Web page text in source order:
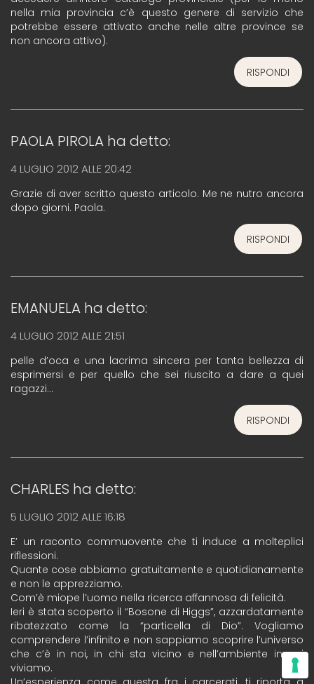
nella mia provincia c’è questo genere di servizio che
potrebbe essere attivato anche nelle altre province se
non ancora attivo).
RISPONDI
PAOLA PIROLA ha detto:
4 LUGLIO 2012 ALLE 20:42
Grazie di aver scritto questo articolo. Me ne nutro ancora
dopo giorni. Paola.
RISPONDI
EMANUELA ha detto:
4 LUGLIO 2012 ALLE 21:51
pelle d’oca e una lacrima sincera per tanta bellezza di
esprimersi e per quello che sei riuscito a dare a quei
ragazzi…
RISPONDI
CHARLES ha detto:
5 LUGLIO 2012 ALLE 16:18
E’ un raconto commuovente che ti induce a molteplici
riflessioni.
Quante cose abbiamo gratuitamente e quotidianamente
e non le apprezziamo.
Com’è miope l’uomo nella ricerca affannosa di felicità.
Ieri è stata scoperto il “Bosone di Higgs”, azzardatamente
ribatezzato come la “particella di Dio”. Vogliamo
comprendere l’infinito e non sappiamo scoprire l’universo
che c’è in noi, in chi sta vicino e nell’ambiente in cui
viviamo.